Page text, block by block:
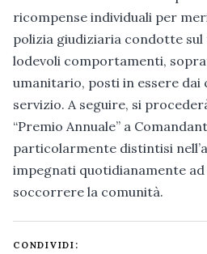
ricompense individuali per
polizia giudiziaria condotte
lodevoli comportamenti,
umanitario, posti in essere
servizio. A seguire, si
“Premio Annuale” a
particolarmente distintisi
impegnati quotidianamente
soccorrere la comunità.
CONDIVIDI: